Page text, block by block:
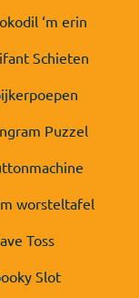
‘m erin
Schieten
Puzzel
worsteltafel
Toss
Slot